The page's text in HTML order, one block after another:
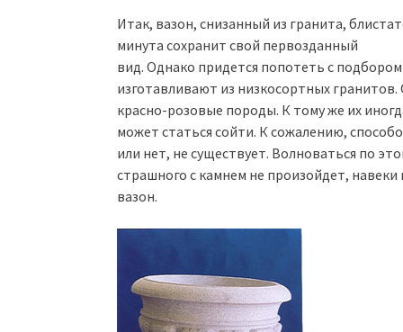
Итак, вазон, снизанный из гранита,
минута сохранит свой первозданный
вид. Однако придется попотеть с
изготавливают из низкосортных
красно-розовые породы. К тому же их
может статься сойти. К сожалению,
или нет, не существует. Волноваться по
страшного с камнем не произойдет,
вазон.